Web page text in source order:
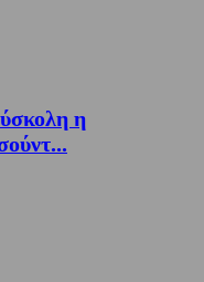
η